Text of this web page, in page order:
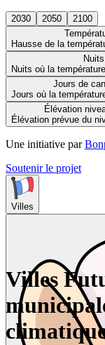
2030 2050
2100
Hausse de la
Nuits où la
Jours de
Jours où la
Élévation
Élévation prévue du
Une initiative par
Soutenir le projet
Villes
Villes